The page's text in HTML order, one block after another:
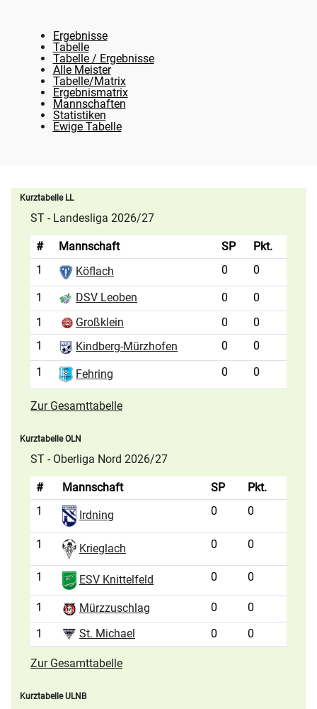
Ergebnisse
Tabelle
Tabelle / Ergebnisse
Alle Meister
Tabelle/Matrix
Ergebnismatrix
Mannschaften
Statistiken
Ewige Tabelle
Kurztabelle LL
ST - Landesliga 2026/27
# Mannschaft SP
Pkt.
1
Köflach 0 0
1 DSV Leoben 0
0
1
Großklein 0
0
1
Kindberg-Mürzhofen 0
0
1
Fehring 0 0
Zur Gesamttabelle
Kurztabelle OLN
ST - Oberliga Nord 2026/27
# Mannschaft SP
Pkt.
1
Irdning 0 0
1 Krieglach 0 0
1 ESV Knittelfeld 0 0
1 Mürzzuschlag 0
0
1
St. Michael 0 0
Zur Gesamttabelle
Kurztabelle ULNB